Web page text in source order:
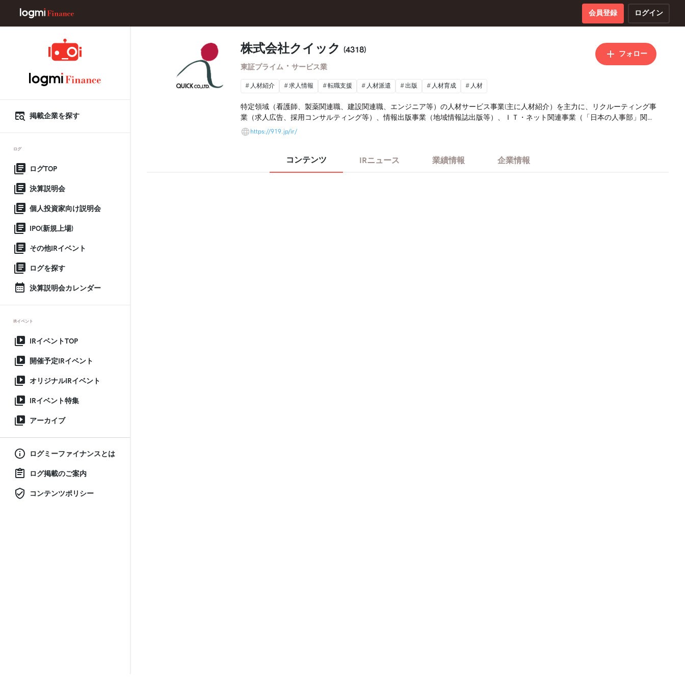
会員登録 ログイン
掲載企業を探す
ログ
ログTOP
決算説明会
個人投資家向け説明会
IPO(新規上場)
その他IRイベント
ログを探す
決算説明会カレンダー
IRイベント
IRイベントTOP
開催予定IRイベント
オリジナルIRイベント
IRイベント特集
アーカイブ
ログミーファイナンスとは
ログ掲載のご案内
コンテンツポリシー
株式会社クイック (4318)
東証プライム ・ サービス業
フォロー
人材紹介 求人情報 転職支援 人材派遣 出版 人材育成 人材
特定領域（看護師、製薬関連職、建設関連職、エンジニア等）の人材サービス事業(主に人材紹介）を主力に、リクルーティング事
業（求人広告、採用コンサルティング等）、情報出版事業（地域情報誌出版等）、ＩＴ・ネット関連事業（「日本の人事部」関連
サービス・システム開発・エンジニア育成支援等）、海外事業（現地日系企業の採用支援等）を展開。
https://919.jp/ir/
コンテンツ IRニュース 業績情報 企業情報